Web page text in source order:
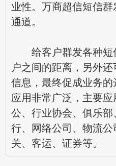
业性。万商超信短信群
通道。
给客户群发各种短
户之间的距离，另外
信息，最终促成业务
应用非常广泛，主要
公、行业协会、俱乐
行、网络公司、物流
关、客运、证券等。